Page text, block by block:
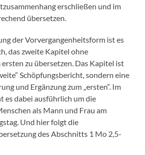
erschließen und im
übersetzen.
der Vorvergangenheitsform ist es
das zweite Kapitel ohne
zu übersetzen. Das Kapitel ist
Schöpfungsbericht, sondern eine
und Ergänzung zum „ersten“. Im
es dabei ausführlich um die
als Mann und Frau am
Und hier folgt die
des Abschnitts 1 Mo 2,5-